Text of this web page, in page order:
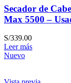
Secador de
Max 5500 –
S/339.00
Leer más
Nuevo